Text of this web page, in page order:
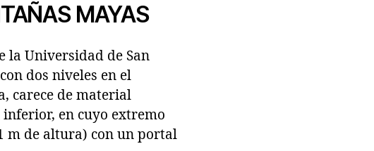
MAYAS
la Universidad de San
dos niveles en el
carece de material
en cuyo extremo
m de altura) con un portal